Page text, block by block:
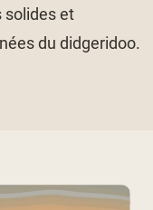
solides et
du didgeridoo.